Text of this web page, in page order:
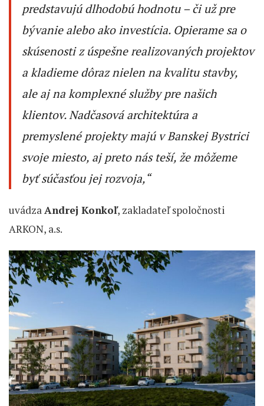
predstavujú dlhodobú hodnotu – či už pre
bývanie alebo ako investícia. Opierame sa o
skúsenosti z úspešne realizovaných projektov
a kladieme dôraz nielen na kvalitu stavby,
ale aj na komplexné služby pre našich
klientov. Nadčasová architektúra a
premyslené projekty majú v Banskej Bystrici
svoje miesto, aj preto nás teší, že môžeme
byť súčasťou jej rozvoja,“
uvádzaAndrej Konkoľ, zakladateľ spoločnosti
ARKON, a.s.